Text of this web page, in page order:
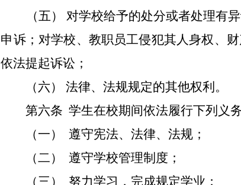
（五） 对学校给予的处分或者处理有异
申诉；对学校、教职员工侵犯其人身权、
依法提起诉讼；
（六） 法律、法规规定的其他权利。
第六条 学生在校期间依法履行下列义务
（一） 遵守宪法、法律、法规；
（二） 遵守学校管理制度；
（三） 努力学习，完成规定学业；